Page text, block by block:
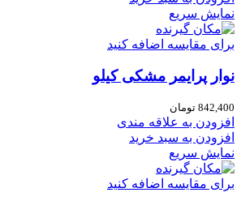
نمایش سریع
برای مقایسه اضافه کنید
نوار پرایمر مشکی کیلو
842,400 تومان
افزودن به علاقه مندی
افزودن به سبد خرید
نمایش سریع
برای مقایسه اضافه کنید